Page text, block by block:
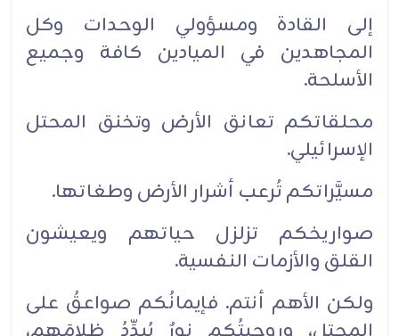
إلى القادة ومسؤولي الوحدات وكل
المجاهدين في الميادين كافة وجميع
الأسلحة.
محلقاتكم تعانق الأرض وتخنق المحتل
الإسرائيلي.
مسيَّراتكم تُرعب أشرار الأرض وطغاتها.
صواريخكم تزلزل حياتهم ويعيشون
القلق والأزمات النفسية.
ولكن الأهم أنتم. فإيمانُكم صواعقُ على